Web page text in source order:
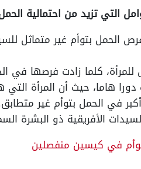
التي تزيد من احتمالية
للمرأة، كلما زادت فرصها في
دورا هاما، حيث أن المرأة
في الحمل بتوأم غير
الأفريقية ذو البشرة
في كيسين منفصلين